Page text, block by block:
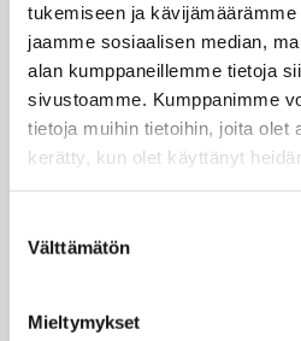
tukemiseen ja
jaamme sosiaalisen median,
alan kumppaneillemme tietoja
sivustoamme. Kumppanimme
tietoja muihin tietoihin, joita olet
kerätty, kun olet käyttänyt
valinta
Välttämätön
Mieltymykset